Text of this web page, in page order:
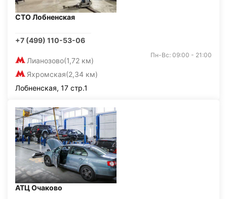
СТО Лобненская
+7 (499) 110-53-06
Лианозово(1,72 км)
Яхромская(2,34 км)
Пн-Вс: 09:00 - 21:00
Лобненская, 17 стр.1
АТЦ Очаково